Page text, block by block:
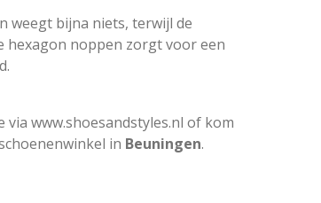
weegt bijna niets, terwijl de
hexagon noppen zorgt voor een
via www.shoesandstyles.nl of kom
in Beuningen.